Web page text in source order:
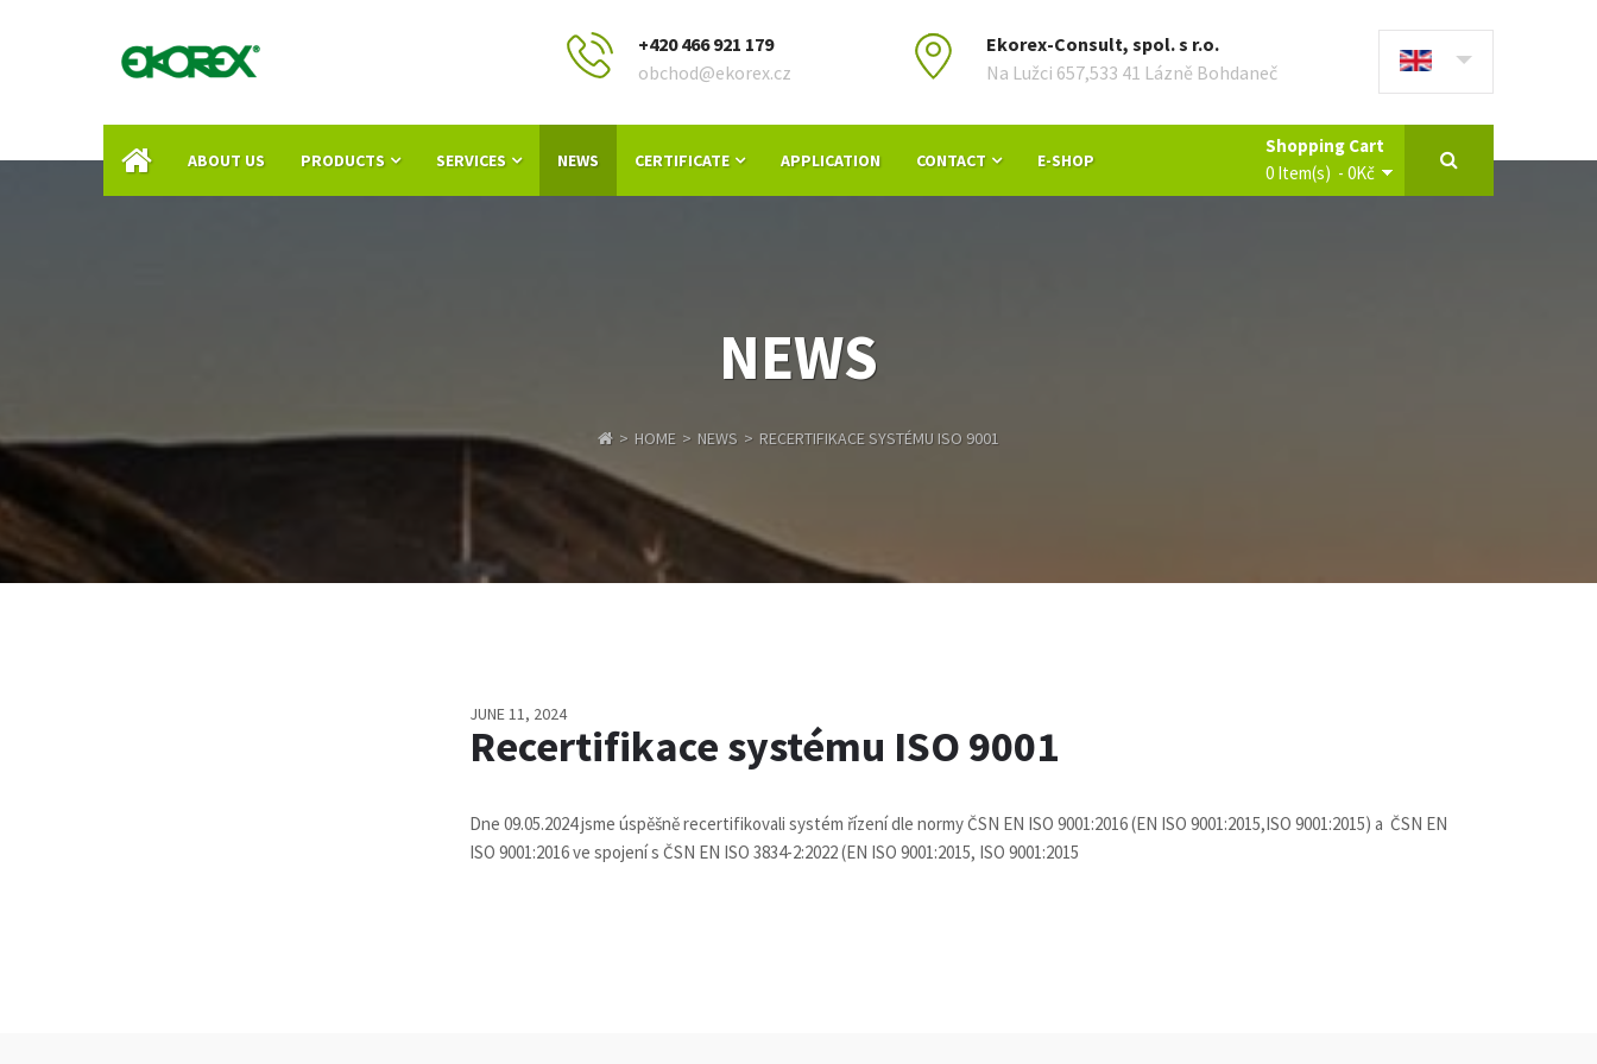
+420 466 921 179
obchod@ekorex.cz
Ekorex-Consult, spol. s r.o.
Na Lužci 657,533 41 Lázně Bohdaneč
ABOUT US PRODUCTS SERVICES NEWS CERTIFICATE APPLICATION CONTACT E-SHOP
Shopping Cart
0 Item(s) - 0Kč
NEWS
HOME NEWS RECERTIFIKACE SYSTÉMU ISO 9001
JUNE 11, 2024
Recertifikace systému ISO 9001
Dne 09.05.2024 jsme úspěšně recertifikovali systém řízení dle normy ČSN EN ISO 9001:2016 (EN ISO 9001:2015,ISO 9001:2015) a ČSN EN
ISO 9001:2016 ve spojení s ČSN EN ISO 3834-2:2022 (EN ISO 9001:2015, ISO 9001:2015